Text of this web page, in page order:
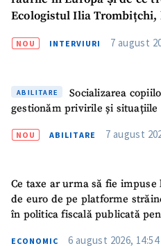
Ecologistul Ilia Trombițchi,
NOU INTERVIURI 7 august
ABILITARE
Socializarea
gestionăm privirile și
NOU ABILITARE 7 august
Ce taxe ar urma să fie impuse
de euro de pe platforme
în politica fiscală publicată
ECONOMIC 6 august 2026, 14:54
CONTACT SURSĂ
Nume+ Numele meu
Email+ Emailul meu
Am citit și sunt de
acord cupolitica de